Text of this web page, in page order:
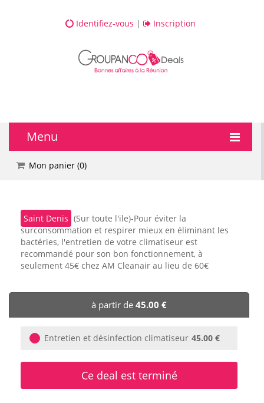
Identifiez-vous | Inscription
Menu
🔥 DEALS
💅 Beauté
🎯 Loisirs
Mon panier (0)
Saint Denis (Sur toute l'ile)-Pour éviter la
surconsommation et respirer mieux en éliminant les
bactéries, l'entretien de votre climatiseur est
recommandé pour son bon fonctionnement, à
seulement 45€ chez AM Cleanair au lieu de 60€
à partir de 45.00 €
Entretien et désinfection climatiseur 45.00 €
Ce deal est terminé